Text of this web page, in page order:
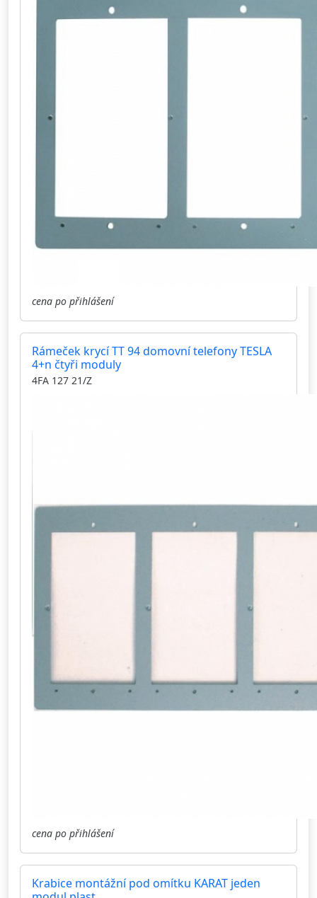
cena po přihlášení
Rámeček krycí TT 94 domovní telefony TESLA
4+n čtyři moduly
4FA 127 21/Z
cena po přihlášení
Krabice montážní pod omítku KARAT jeden